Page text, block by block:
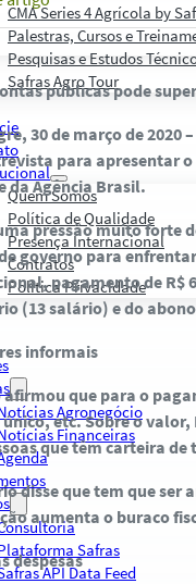
CMA Series 4 Agrícola by
Palestras, Cursos e
Pesquisas e Estudos
Safras Agro Tour
Quem Somos
Política de Qualidade
Presença Internacional
Contratos
Política Privacidade
Agronegócio
Financeiras
Safras
API Data Feed
públicas pode
30 de março de 2020
para apresentar
da Agência Brasil.
pressão muito forte
governo para
pagamento de
(13 salário) e do
informais
que para o
etc. Sobre o
que têm carteira
disse que tem que ser
aumenta o buraco
despesas